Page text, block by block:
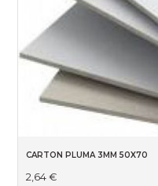
CARTON PLUMA 3MM 50X70
2,64€